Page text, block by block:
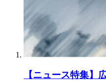
【ニュース特集